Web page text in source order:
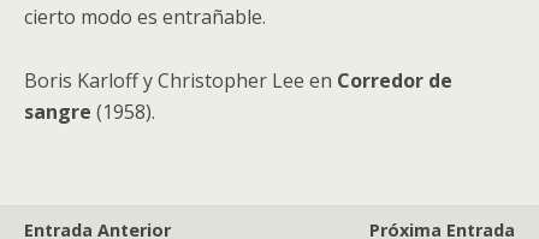
cierto modo es entrañable.
Boris Karloff y Christopher Lee en Corredor de
sangre (1958).
Entrada Anterior
Próxima Entrada